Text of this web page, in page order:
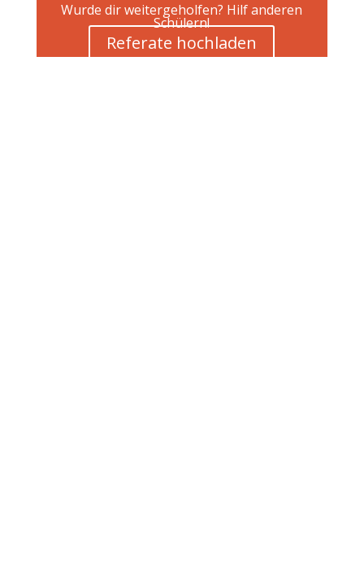
Wurde dir weitergeholfen? Hilf anderen
Schülern!
Referate hochladen